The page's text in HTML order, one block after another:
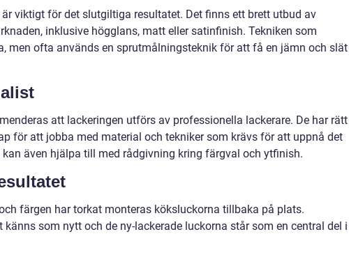
viktigt för det slutgiltiga resultatet. Det finns ett brett utbud av
inklusive högglans, matt eller satinfinish. Tekniken som
men ofta används en sprutmålningsteknik för att få en jämn och slät
att lackeringen utförs av professionella lackerare. De har rätt
för att jobba med material och tekniker som krävs för att uppnå det
även hjälpa till med rådgivning kring färgval och ytfinish.
färgen har torkat monteras köksluckorna tillbaka på plats.
som nytt och de ny-lackerade luckorna står som en central del i